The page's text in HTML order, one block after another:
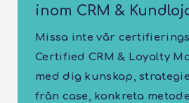
inom CRM &
Missa inte vår
Certified CRM & Loyalty
med dig kunskap,
från case, konkreta